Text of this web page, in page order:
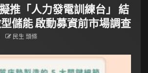
擬推「人力發電訓練台」 結
儲能 啟動募資前市場調查
民生 頭條